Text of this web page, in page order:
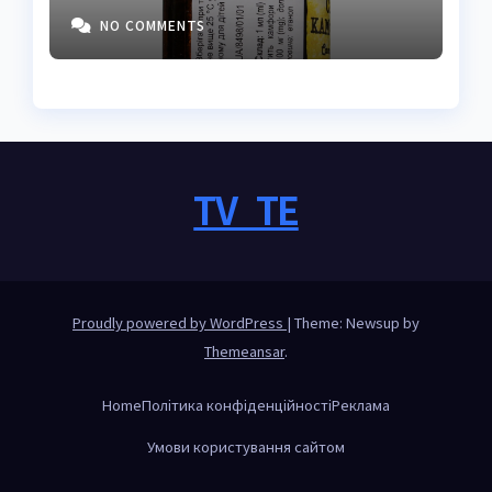
NO COMMENTS
TV_TE
Proudly powered by WordPress | Theme: Newsup by
Themeansar.
HomeПолітика конфіденційностіРеклама
Умови користування сайтом